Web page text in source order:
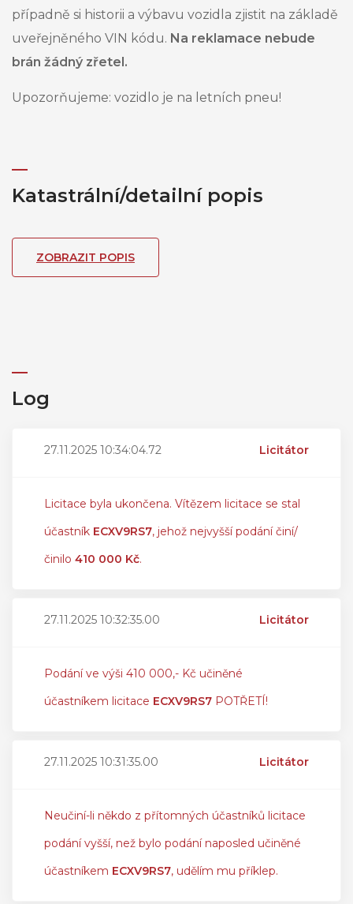
případně si historii a výbavu vozidla zjistit na základě
uveřejněného VIN kódu. Na reklamace nebude
brán žádný zřetel.
Upozorňujeme: vozidlo je na letních pneu!
Katastrální/detailní popis
ZOBRAZIT POPIS
Log
27.11.2025 10:34:04.72 Licitátor
Licitace byla ukončena. Vítězem licitace se stal
účastník ECXV9RS7, jehož nejvyšší podání činí/
činilo 410 000 Kč.
27.11.2025 10:32:35.00 Licitátor
Podání ve výši 410 000,- Kč učiněné
účastníkem licitace ECXV9RS7 POTŘETÍ!
27.11.2025 10:31:35.00 Licitátor
Neučiní-li někdo z přítomných účastníků licitace
podání vyšší, než bylo podání naposled učiněné
účastníkem ECXV9RS7, udělím mu příklep.